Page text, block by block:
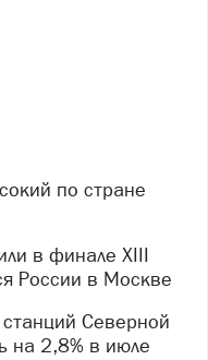
России в Москве
на 2,8% в июле